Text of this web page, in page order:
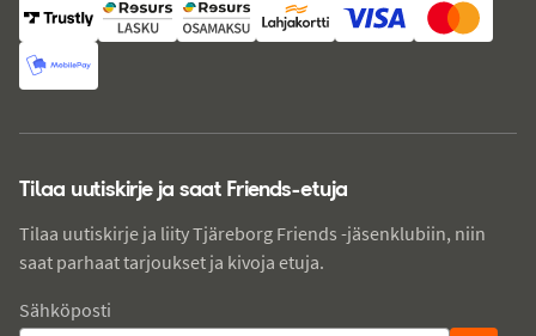
Tilaa uutiskirje ja saat Friends-etuja
Tilaa uutiskirje ja liity Tjäreborg Friends -jäsenklubiin, niin
saat parhaat tarjoukset ja kivoja etuja.
Sähköposti